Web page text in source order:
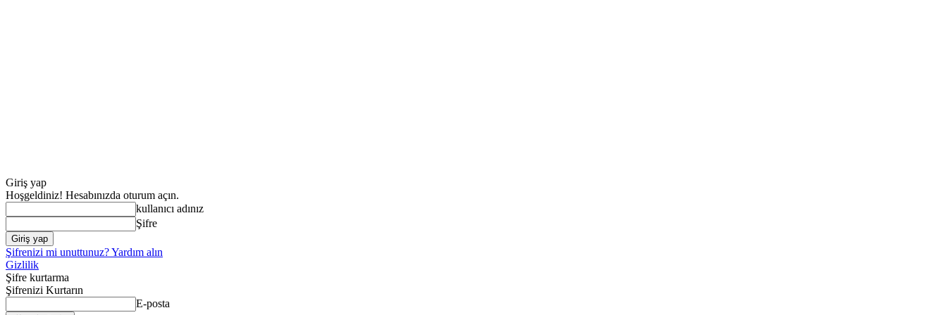
Giriş yap
Hoşgeldiniz! Hesabınızda oturum açın.
kullanıcı adınız
Şifre
Şifrenizi mi unuttunuz? Yardım alın
Gizlilik
Şifre kurtarma
Şifrenizi Kurtarın
E-posta